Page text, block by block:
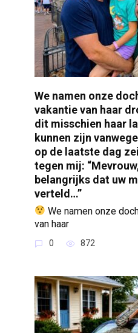
We namen onze
vakantie van haar
dit misschien haar
kunnen zijn
op de laatste dag
tegen mij:
belangrijks dat uw
verteld…”
We namen onze
van haar
0 872